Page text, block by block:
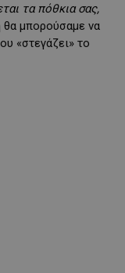
τα πόθκια σας,
μπορούσαμε να
«στεγάζει» το